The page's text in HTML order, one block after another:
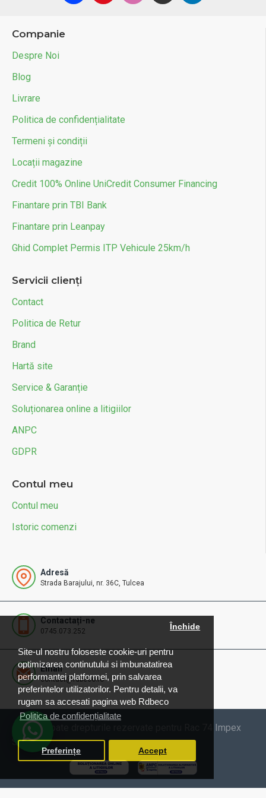
Site-ul nostru foloseste cookie-uri pentru
optimizarea continutului si imbunatatirea
performantei platformei, prin salvarea
preferintelor utilizatorilor. Pentru detalii, va
rugam sa accesati pagina web Rdbeco
Politica de confidențialitate
Închide
Preferințe Accept
Companie
Despre Noi
Blog
Livrare
Politica de confidențialitate
Termeni și condiții
Locații magazine
Credit 100% Online UniCredit Consumer Financing
Finantare prin TBI Bank
Finantare prin Leanpay
Ghid Complet Permis ITP Vehicule 25km/h
Servicii clienți
Contact
Politica de Retur
Brand
Hartă site
Service & Garanție
Soluționarea online a litigiilor
ANPC
GDPR
Contul meu
Contul meu
Istoric comenzi
Adresă
Strada Barajului, nr. 36C, Tulcea
Contactați-ne
0745.073.252
Email
contact@rdbeco.ro
© 2025 Toate drepturile rezervate pentru Rac 74 Impex
SRL